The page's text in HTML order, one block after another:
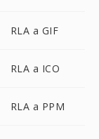
RLA a GIF
RLA a ICO
RLA a PPM